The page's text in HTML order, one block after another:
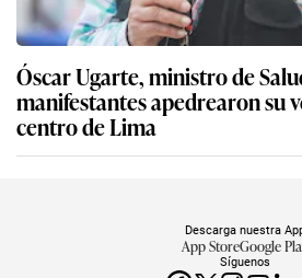
Óscar Ugarte, ministro de
manifestantes apedrearon su
centro de Lima
Síguenos
Descarga nuestra
App StoreGoogle